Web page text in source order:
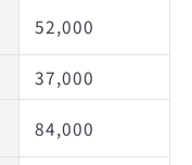
52,000
37,000
84,000